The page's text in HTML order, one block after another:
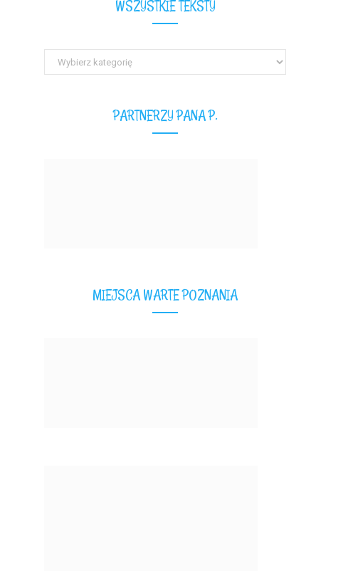
WSZYSTKIE TEKSTY
Wszystkie
teksty
PARTNERZY PANA P.
MIEJSCA WARTE POZNANIA